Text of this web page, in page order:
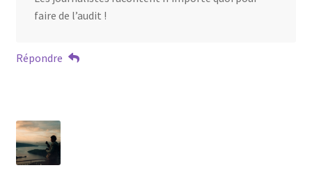
faire de l’audit !
Répondre